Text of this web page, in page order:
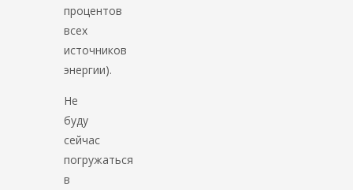
процентов
всех
источников
энергии).
Не
буду
сейчас
погружаться
в